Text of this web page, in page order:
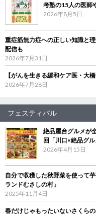
考塾の15人の医師
2026年8月5日
重症筋無力症への正しい知識と
配信も
2026年7月31日
【がんを生きる緩和ケア医・大
2026年7月28日
フェスティバル
絶品屋台グルメが
回「川口×絶品グ
2026年4月15日
自分で収穫した秋野菜を使って
ランドむさしの村」
2025年11月4日
春だけじゃもったいないさくら